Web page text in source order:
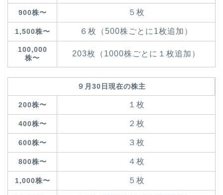
900株〜 ５枚
1,500株〜 ６枚（500株ごとに1枚追加）
100,000
株〜
203枚（1000株ごとに１枚追加）
９月30日現在の株主
200株〜 １枚
400株〜 ２枚
600株〜 ３枚
800株〜 ４枚
1,000株〜 ５枚